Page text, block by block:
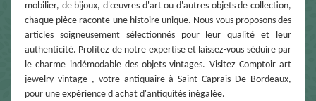
mobilier, de bijoux, d'œuvres d'art ou d'autres objets de collection,
chaque pièce raconte une histoire unique. Nous vous proposons des
articles soigneusement sélectionnés pour leur qualité et leur
authenticité. Profitez de notre expertise et laissez-vous séduire par
le charme indémodable des objets vintages. Visitez Comptoir art
jewelry vintage , votre antiquaire à Saint Caprais De Bordeaux,
pour une expérience d'achat d'antiquités inégalée.